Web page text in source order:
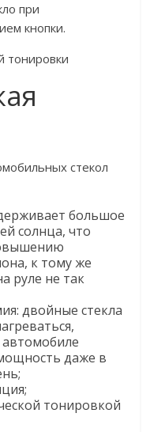
при
кнопки.
тонировки
стекол
большое
солнца, что
к тому же
руле не так
двойные стекла
даже в
тонировкой